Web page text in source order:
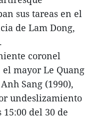
sus tareas en el
de Lam Dong,
coronel
el mayor Le Quang
Sang (1990),
undeslizamiento
del 30 de